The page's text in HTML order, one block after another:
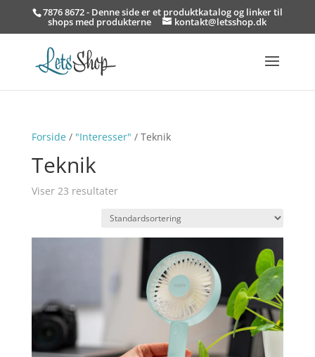
7876 8672 - Denne side er et produktkatalog og linker til
shops med produkterne kontakt@letsshop.dk
Forside/ "Interesser" / Teknik
Teknik
Viser 23 resultater